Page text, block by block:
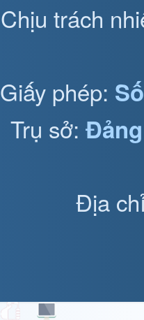
Chịu trách
Giấy phép:
Trụ sở:
Địa